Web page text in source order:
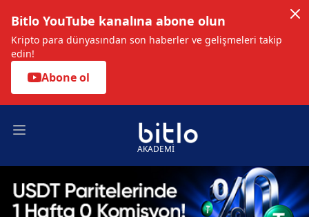
Bitlo YouTube kanalına abone olun
Kripto para dünyasından son haberler ve gelişmeleri takip
edin!
Abone ol
Open main menu
AKADEMİ